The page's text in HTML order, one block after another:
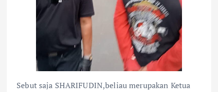
Sebut saja SHARIFUDIN,beliau merupakan Ketua